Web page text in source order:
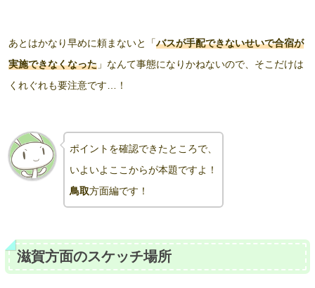
あとはかなり早めに頼まないと「バスが手配できないせいで合宿が
実施できなくなった 」なんて事態になりかねないので、そこだけは
くれぐれも要注意です…！
ポイントを確認できたところで、
いよいよここからが本題ですよ！
鳥取方面編です！
滋賀方面のスケッチ場所